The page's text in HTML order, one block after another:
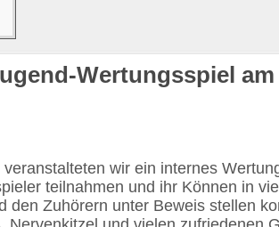
Wertungsspiel am
wir ein internes
teilnahmen und ihr Können in
den Zuhörern unter Beweis stellen